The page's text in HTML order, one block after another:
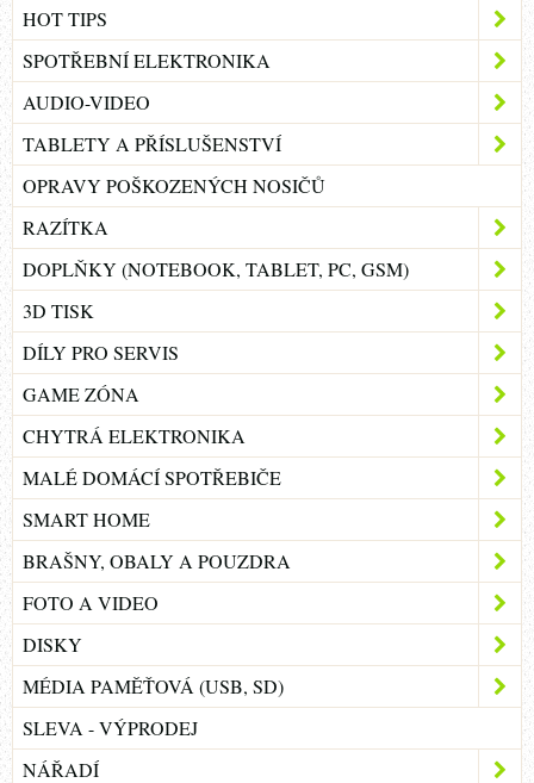
HOT TIPS
SPOTŘEBNÍ ELEKTRONIKA
AUDIO-VIDEO
TABLETY A PŘÍSLUŠENSTVÍ
OPRAVY POŠKOZENÝCH NOSIČŮ
RAZÍTKA
DOPLŇKY (NOTEBOOK, TABLET, PC, GSM)
3D TISK
DÍLY PRO SERVIS
GAME ZÓNA
CHYTRÁ ELEKTRONIKA
MALÉ DOMÁCÍ SPOTŘEBIČE
SMART HOME
BRAŠNY, OBALY A POUZDRA
FOTO A VIDEO
DISKY
MÉDIA PAMĚŤOVÁ (USB, SD)
SLEVA - VÝPRODEJ
NÁŘADÍ